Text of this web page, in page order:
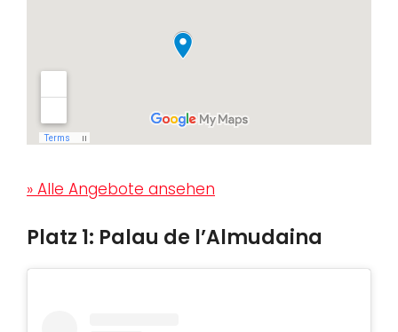
» Alle Angebote ansehen
Platz 1: Palau de l’Almudaina